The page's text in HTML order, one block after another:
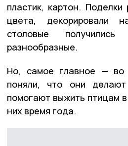
пластик, картон. Поделки
цвета, декорировали
столовые
разнообразные.
Но, самое главное — во
поняли, что они
помогают выжить птицам
них время года.